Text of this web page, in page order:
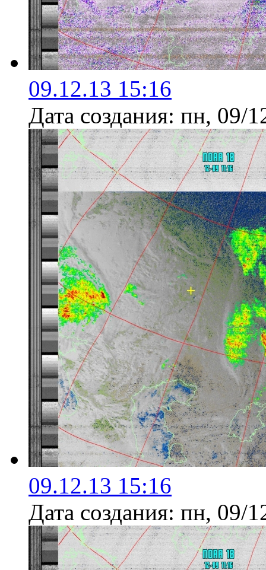
09.12.13 15:16
Дата создания: пн, 09/
09.12.13 15:16
Дата создания: пн, 09/